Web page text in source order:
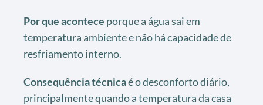
Por que acontece porque a água sai em
temperatura ambiente e não há capacidade de
resfriamento interno.
Consequência técnicaé o desconforto diário,
principalmente quando a temperatura da casa